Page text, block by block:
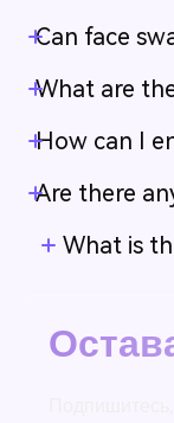
Can face
What are
How can I
Are there
What is